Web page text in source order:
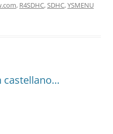
, R4SDHC,SDHC,YSMENU
castellano…